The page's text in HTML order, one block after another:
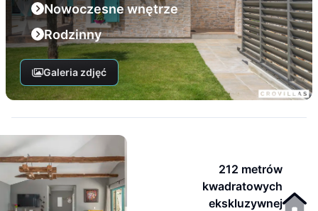
Nowoczesne wnętrze
Rodzinny
Galeria zdjęć
212 metrów
kwadratowych
ekskluzywnej